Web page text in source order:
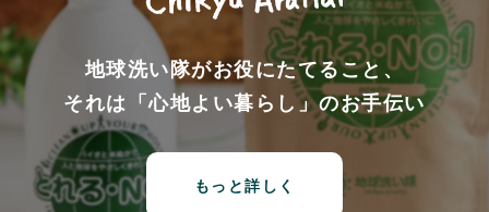
地球洗い隊がお役にたてること、
それは「心地よい暮らし」のお手伝い
もっと詳しく